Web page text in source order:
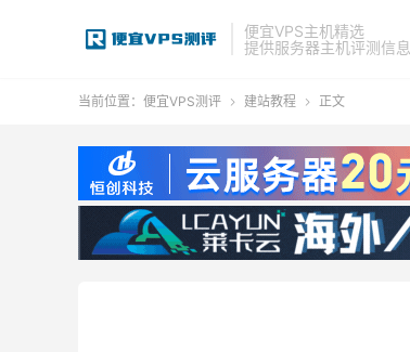
便宜VPS主机精选
提供服务器主机评测信息
当前位置： 便宜VPS测评  建站教程  正文